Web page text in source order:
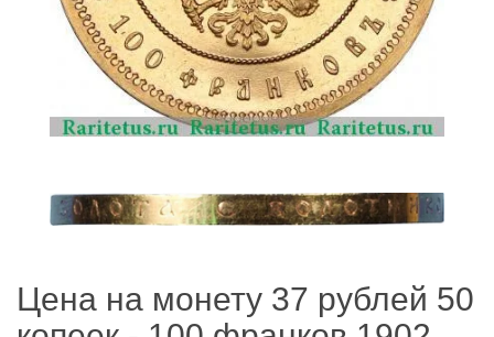
Цена на монету 37 рублей 50